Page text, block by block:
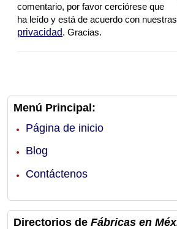
comentario, por favor cerciórese que
ha leído y está de acuerdo con nuestras
privacidad. Gracias.
Menú Principal:
Página de inicio
Blog
Contáctenos
Directorios de Fábricas en